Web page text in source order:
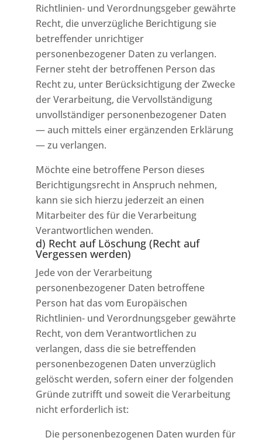
Richtlinien- und Verordnungsgeber gewährte
Recht, die unverzügliche Berichtigung sie
betreffender unrichtiger
personenbezogener Daten zu verlangen.
Ferner steht der betroffenen Person das
Recht zu, unter Berücksichtigung der Zwecke
der Verarbeitung, die Vervollständigung
unvollständiger personenbezogener Daten
— auch mittels einer ergänzenden Erklärung
— zu verlangen.
Möchte eine betroffene Person dieses
Berichtigungsrecht in Anspruch nehmen,
kann sie sich hierzu jederzeit an einen
Mitarbeiter des für die Verarbeitung
Verantwortlichen wenden.
d) Recht auf Löschung (Recht auf
Vergessen werden)
Jede von der Verarbeitung
personenbezogener Daten betroffene
Person hat das vom Europäischen
Richtlinien- und Verordnungsgeber gewährte
Recht, von dem Verantwortlichen zu
verlangen, dass die sie betreffenden
personenbezogenen Daten unverzüglich
gelöscht werden, sofern einer der folgenden
Gründe zutrifft und soweit die Verarbeitung
nicht erforderlich ist:
Die personenbezogenen Daten wurden für